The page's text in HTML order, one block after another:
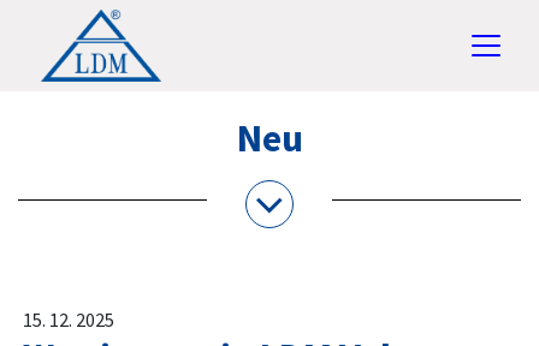
Neu
15. 12. 2025